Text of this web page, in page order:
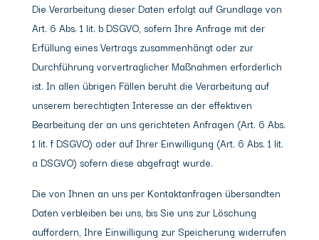
Die Verarbeitung dieser Daten erfolgt auf Grundlage von
Art. 6 Abs. 1 lit. b DSGVO, sofern Ihre Anfrage mit der
Erfüllung eines Vertrags zusammenhängt oder zur
Durchführung vorvertraglicher Maßnahmen erforderlich
ist. In allen übrigen Fällen beruht die Verarbeitung auf
unserem berechtigten Interesse an der effektiven
Bearbeitung der an uns gerichteten Anfragen (Art. 6 Abs.
1 lit. f DSGVO) oder auf Ihrer Einwilligung (Art. 6 Abs. 1 lit.
a DSGVO) sofern diese abgefragt wurde.
Die von Ihnen an uns per Kontaktanfragen übersandten
Daten verbleiben bei uns, bis Sie uns zur Löschung
auffordern, Ihre Einwilligung zur Speicherung widerrufen